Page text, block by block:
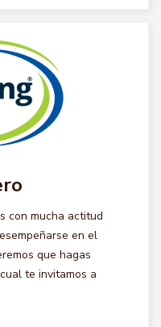
con mucha actitud
en el
que hagas
te invitamos a